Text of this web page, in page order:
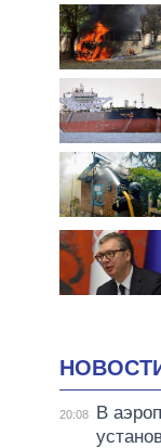
20:08
В